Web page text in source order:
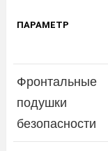
ПАРАМЕТР
Фронтальные
подушки
безопасности